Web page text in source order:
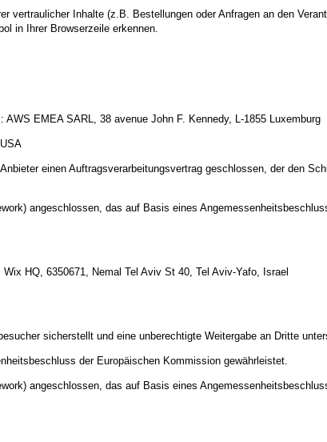
vertraulicher Inhalte (z.B. Bestellungen oder Anfragen an den
in Ihrer Browserzeile erkennen.
EMEA SARL, 38 avenue John F. Kennedy, L-1855 Luxemburg
einen Auftragsverarbeitungsvertrag geschlossen, der den
angeschlossen, das auf Basis eines
HQ, 6350671, Nemal Tel Aviv St 40, Tel Aviv-Yafo, Israel
sicherstellt und eine unberechtigte Weitergabe an Dritte
der Europäischen Kommission gewährleistet.
angeschlossen, das auf Basis eines